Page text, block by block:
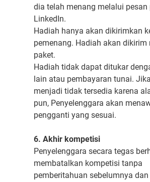
dia telah menang melalui pesan
LinkedIn.
Hadiah hanya akan dikirimkan
pemenang. Hadiah akan dikirim
paket.
Hadiah tidak dapat ditukar
lain atau pembayaran tunai.
menjadi tidak tersedia karena
pun, Penyelenggara akan
pengganti yang sesuai.
6. Akhir kompetisi
Penyelenggara secara tegas
membatalkan kompetisi tanpa
pemberitahuan sebelumnya